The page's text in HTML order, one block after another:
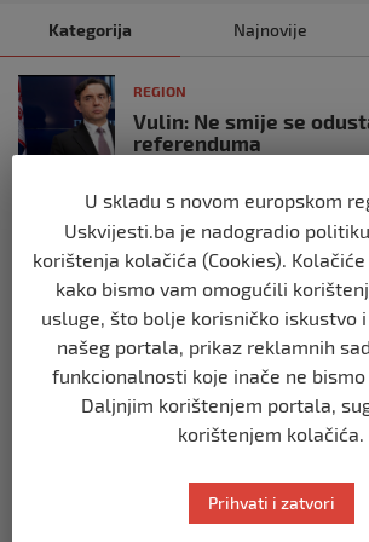
Kategorija Najnovije
REGION
Vulin: Ne smije se
referenduma
REGION
Mira se dvadeseti put
gripe: ‘Zato da ne
prije 10 mjeseci
REGION
Predsjednik Srbije
poslao vijenac:
prije 10 mjeseci
U skladu s novom europskom
Uskvijesti.ba je nadogradio
korištenja kolačića (Cookies).
kako bismo vam omogućili
usluge, što bolje korisničko iskustvo
našeg portala, prikaz reklamnih
funkcionalnosti koje inače ne
Daljnjim korištenjem portala,
korištenjem kolačića.
Prihvati i zatvori